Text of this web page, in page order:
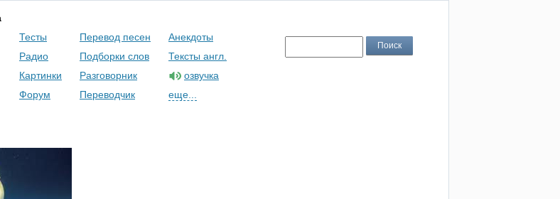
Тесты
Радио
Картинки
Форум
Перевод песен
Подборки слов
Разговорник
Переводчик
Анекдоты
Тексты англ.
озвучка
еще...